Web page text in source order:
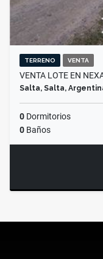
TERRENO VENTA
VENTA LOTE EN
Salta, Salta,
0 Dormitorios
0 Baños